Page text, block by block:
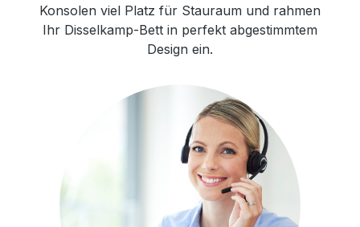
Konsolen viel Platz für Stauraum und rahmen
Ihr Disselkamp-Bett in perfekt abgestimmtem
Design ein.